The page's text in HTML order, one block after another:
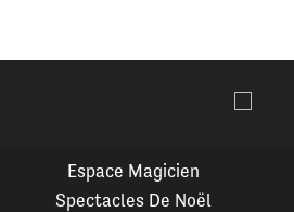
Espace Magicien
Spectacles De Noël